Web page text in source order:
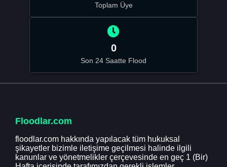
Toplam Üye
0
Son 24 Saatte Flood
Floodlar.com
floodlar.com hakkında yapılacak tüm hukuksal
şikayetler bizimle iletişime geçilmesi halinde ilgili
kanunlar ve yönetmelikler çerçevesinde en geç 1 (Bir)